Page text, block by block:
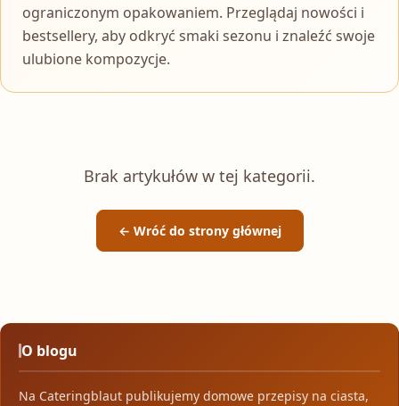
ograniczonym opakowaniem. Przeglądaj nowości i
bestsellery, aby odkryć smaki sezonu i znaleźć swoje
ulubione kompozycje.
Brak artykułów w tej kategorii.
← Wróć do strony głównej
O blogu
Na Cateringblaut publikujemy domowe przepisy na ciasta,